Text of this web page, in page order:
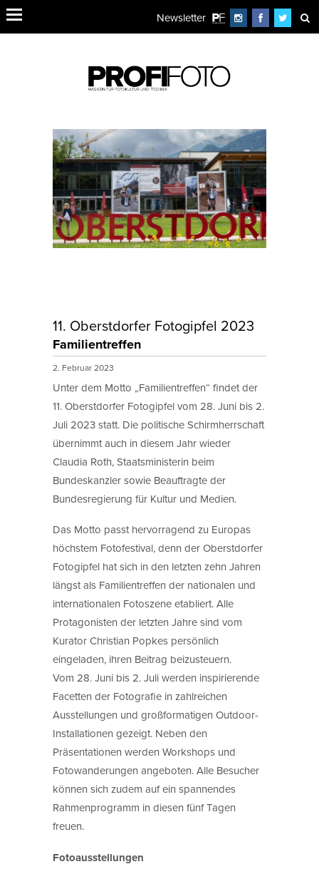
Newsletter
11. Oberstdorfer Fotogipfel 2023
Familientreffen
2. Februar 2023
Unter dem Motto „Familientreffen“ findet der
11. Oberstdorfer Fotogipfel vom 28. Juni bis 2.
Juli 2023 statt. Die politische Schirmherrschaft
übernimmt auch in diesem Jahr wieder
Claudia Roth, Staatsministerin beim
Bundeskanzler sowie Beauftragte der
Bundesregierung für Kultur und Medien.
Das Motto passt hervorragend zu Europas
höchstem Fotofestival, denn der Oberstdorfer
Fotogipfel hat sich in den letzten zehn Jahren
längst als Familientreffen der nationalen und
internationalen Fotoszene etabliert. Alle
Protagonisten der letzten Jahre sind vom
Kurator Christian Popkes persönlich
eingeladen, ihren Beitrag beizusteuern.
Vom 28. Juni bis 2. Juli werden inspirierende
Facetten der Fotografie in zahlreichen
Ausstellungen und großformatigen Outdoor-
Installationen gezeigt. Neben den
Präsentationen werden Workshops und
Fotowanderungen angeboten. Alle Besucher
können sich zudem auf ein spannendes
Rahmenprogramm in diesen fünf Tagen
freuen.
Fotoausstellungen